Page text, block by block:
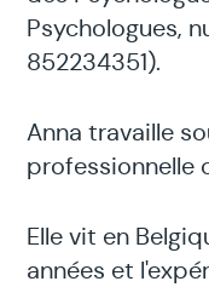
Psychologues,
852234351).
Anna travaille
professionnelle
Elle vit en
années et